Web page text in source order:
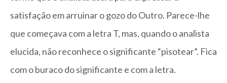
satisfação em arruinar o gozo do Outro. Parece-lhe
que começava com a letra T, mas, quando o analista
elucida, não reconhece o significante “pisotear”. Fica
com o buraco do significante e com a letra.